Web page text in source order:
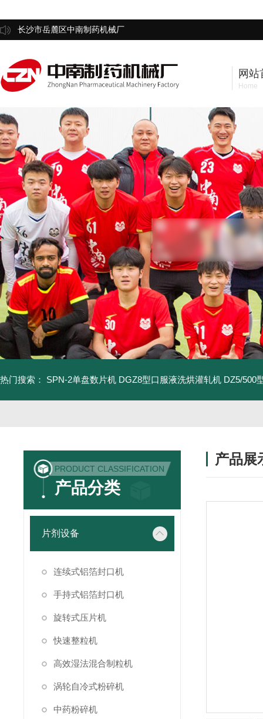
长沙市岳麓区中南制药机械厂
网站
Home
热门搜索： SPN-2单盘数片机 DGZ8型口服液洗烘灌轧机 DZ5/500
PRODUCT CLASSIFICATION
产品分类
片剂设备
连续式铝箔封口机
手持式铝箔封口机
旋转式压片机
快速整粒机
高效湿法混合制粒机
涡轮自冷式粉碎机
中药粉碎机
产品展